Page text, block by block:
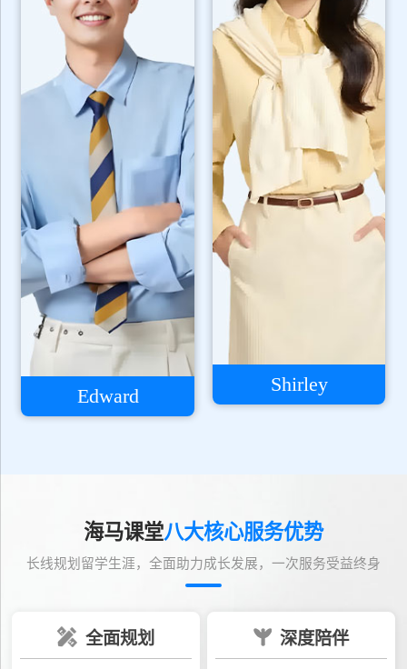
Edward
Shirley
海马课堂八大核心服务优势
长线规划留学生涯，全面助力成长发展，一次服务受益终身
全面规划 深度陪伴